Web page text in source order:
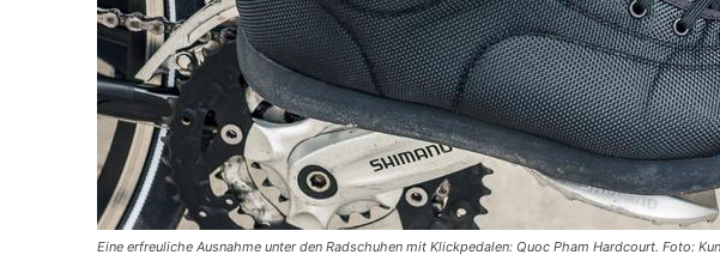
Eine erfreuliche Ausnahme unter den Radschuhen mit Klickpedalen: Quoc Pham Hardcourt. Foto: